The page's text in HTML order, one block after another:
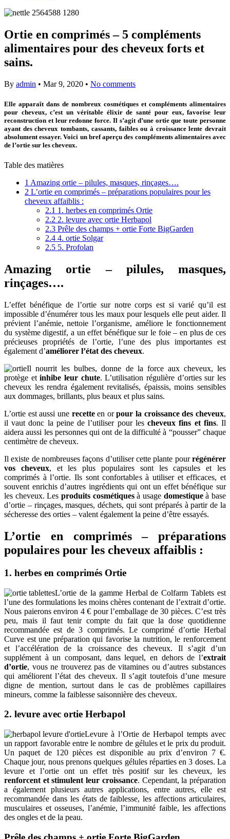
Ortie en comprimés – 5 compléments
alimentaires pour des cheveux forts et
sains.
By admin • Mar 9, 2020 • No comments
Elle apparaît dans de nombreux cosmétiques et compléments alimentaires
pour cheveux, c’est un véritable élixir de santé pour eux, favorise leur
reconstruction et leur redonne force. Il s’agit d’une ortie que toute personne
ayant des cheveux tombants, cassants, faibles ou à croissance lente devrait
absolument essayer. Voici un bref aperçu des compléments alimentaires avec
de l’ortie sur les cheveux.
Table des matières
1 Amazing ortie – pilules, masques, rinçages….
2 L’ortie en comprimés – préparations populaires pour les
cheveux affaiblis :
2.1 1. herbes en comprimés Ortie
2.2 2. levure avec ortie Herbapol
2.3 Prêle des champs + ortie Forte BigGarden
2.4 4. ortie Solgar
2.5 5. Profolan
Amazing ortie – pilules, masques,
rinçages….
L’effet bénéfique de l’ortie sur notre corps est si varié qu’il est
impossible d’énumérer tous les maux pour lesquels elle peut aider. Il
prévient l’anémie, nettoie l’organisme, améliore le fonctionnement
du système digestif, a un effet bénéfique sur le foie – en plus de ces
précieuses propriétés de l’ortie, l’une des plus importantes est
également d’améliorer l’état des cheveux.
Il nourrit les bulbes, donne de la force aux cheveux, les
protège etinhibe leur chute. L’utilisation régulière d’orties sur les
cheveux les rendra également revitalisés, épaissis, moins sensibles
aux dommages, brillants, plus beaux et plus sains.
L’ortie est aussi une recetteen orpour la croissance des cheveux,
il vaut donc la peine de l’utiliser pour lescheveux fins et fins. Il
aidera aussi les personnes qui ont de la difficulté à “pousser” chaque
centimètre de cheveux.
Il existe de nombreuses façons d’utiliser cette plante pourrégénérer
vos cheveux, et les plus populaires sont les capsules et les
comprimés à l’ortie. Ils sont confortables à utiliser et efficaces, et
souvent enrichis d’autres ingrédients qui ont un effet bénéfique sur
les cheveux. Les produits cosmétiquesà usage domestiqueà base
d’ortie – rinçages, masques, déchets, qui sont préparés à partir de la
sécheresse des orties – valent également la peine d’être essayés.
L’ortie en comprimés – préparations
populaires pour les cheveux affaiblis :
1. herbes en comprimés Ortie
L’ortie de la gamme Herbal de Colfarm Tablets est
l’une des formulations les moins chères contenant de l’extrait d’ortie.
Nous paierons environ 4 € pour l’emballage de 30 pièces. C’est très
peu, mais il faut tenir compte du fait que la dose quotidienne
recommandée est de 3 comprimés. Le comprimé d’ortie Herbal
Curve est une préparation qui favorise la nutrition, le renforcement
et l’accélération de la croissance des cheveux. Il s’agit d’un
supplément à un composant, dans lequel, en dehors de l’extrait
d’ortie, vous ne trouverez pas de vitamines ou d’autres substances
qui améliorent l’état des cheveux. Il s’agit toutefois d’une mesure
digne de mention, surtout dans le cas de problèmes capillaires
mineurs, comme la faiblesse saisonnière des cheveux.
2. levure avec ortie Herbapol
Levure à l’Ortie de Herbapol tempts avec
un rapport favorable entre le nombre de gélules et le prix du produit.
Un paquet de 120 pièces est disponible au prix d’environ 7 €.
Chaque jour, nous prenons quelques gélules réparties en 3 doses. La
levure et l’ortie ont un effet très positif sur les cheveux, les
renforcent et stimulent leur croissance. Cependant, la préparation
a également plusieurs autres applications, entre autres, elle est
recommandée dans les états de faiblesse, les affections articulaires,
musculaires et osseuses, l’anémie, l’immunité faible, les affections
des ongles et de la peau.